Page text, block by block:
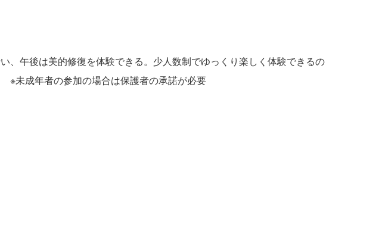
、午後は美的修復を体験できる。少人数制でゆっくり楽しく体験できるの
※未成年者の参加の場合は保護者の承諾が必要